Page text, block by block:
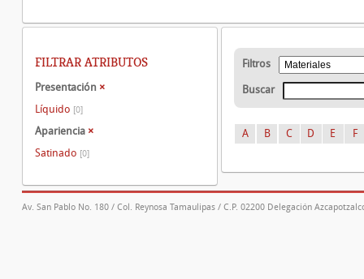
Filtros
Buscar
A B C D E F
FILTRAR ATRIBUTOS
Presentación ×
Líquido [0]
Apariencia ×
Satinado [0]
Av. San Pablo No. 180 / Col. Reynosa Tamaulipas / C.P. 02200 Delegación